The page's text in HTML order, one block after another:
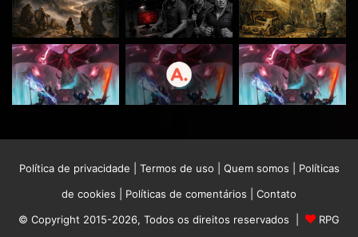
Política de privacidade Termos de uso Quem somos
Políticas
de cookies
Políticas de comentários
Contato
© Copyright 2015-2026, Todos os direitos reservados |
RPG